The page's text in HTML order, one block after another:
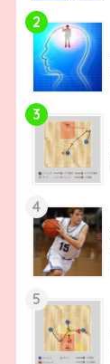
2
3
4
5